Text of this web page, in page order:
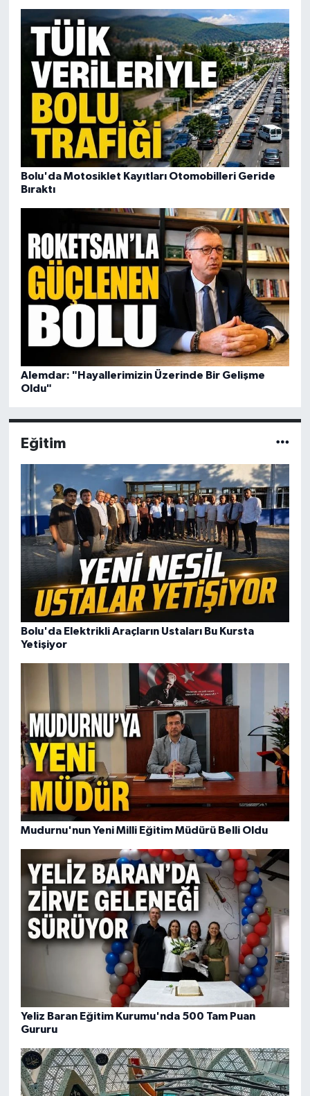
Bolu'da Motosiklet Kayıtları Otomobilleri Geride
Bıraktı
Alemdar: "Hayallerimizin Üzerinde Bir Gelişme
Oldu"
Eğitim
Bolu'da Elektrikli Araçların Ustaları Bu Kursta
Yetişiyor
Mudurnu'nun Yeni Milli Eğitim Müdürü Belli Oldu
Yeliz Baran Eğitim Kurumu'nda 500 Tam Puan
Gururu